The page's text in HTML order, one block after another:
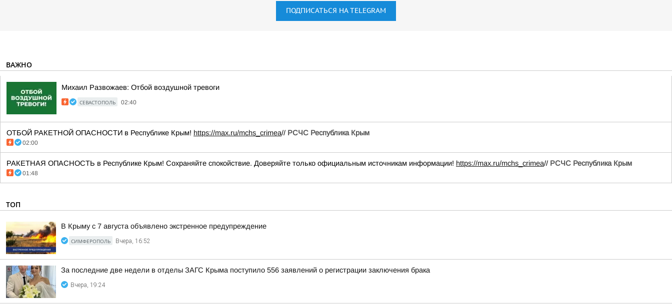
ПОДПИСАТЬСЯ НА TELEGRAM
ВАЖНО
Михаил Развожаев: Отбой воздушной тревоги
СЕВАСТОПОЛЬ 02:40
ОТБОЙ РАКЕТНОЙ ОПАСНОСТИ в Республике Крым! https://max.ru/mchs_crimea// РСЧС Республика Крым
02:00
РАКЕТНАЯ ОПАСНОСТЬ в Республике Крым! Сохраняйте спокойствие. Доверяйте только официальным источникам информации! https://max.ru/mchs_crimea// РСЧС Республика Крым
01:48
ТОП
В Крыму с 7 августа объявлено экстренное предупреждение
СИМФЕРОПОЛЬ Вчера, 16:52
За последние две недели в отделы ЗАГС Крыма поступило 556 заявлений о регистрации заключения брака
Вчера, 19:24